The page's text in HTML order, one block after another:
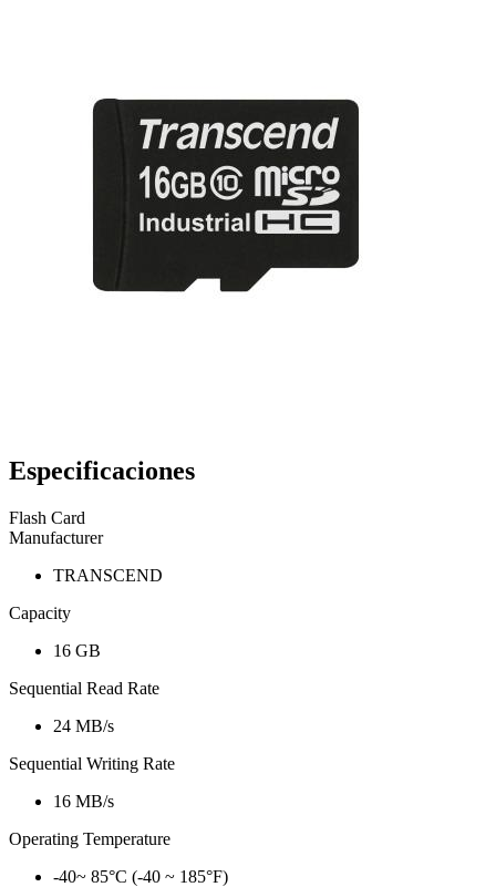
Especificaciones
Flash Card
Manufacturer
TRANSCEND
Capacity
16 GB
Sequential Read Rate
24 MB/s
Sequential Writing Rate
16 MB/s
Operating Temperature
-40~ 85°C (-40 ~ 185°F)